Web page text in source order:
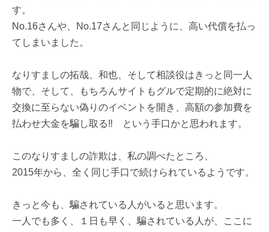
す。
No.16さんや、No.17さんと同じように、高い代償を払っ
てしまいました。
なりすましの拓哉、和也、そして相談役はきっと同一人
物で、そして、もちろんサイトもグルで定期的に絶対に
交換に至らない偽りのイベントを開き、高額の参加費を
払わせ大金を騙し取る‼ という手口かと思われます。
このなりすましの詐欺は、私の調べたところ、
2015年から、全く同じ手口で続けられているようです。
きっと今も、騙されている人がいると思います。
一人でも多く、１日も早く、騙されている人が、ここに